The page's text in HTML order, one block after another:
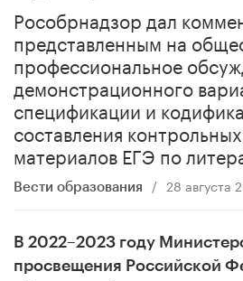
Рособрнадзор дал
представленным на
профессиональное
демонстрационного
спецификации и
составления
материалов ЕГЭ по
Вести образования / 28 августа
В 2022–2023 году
просвещения Российской